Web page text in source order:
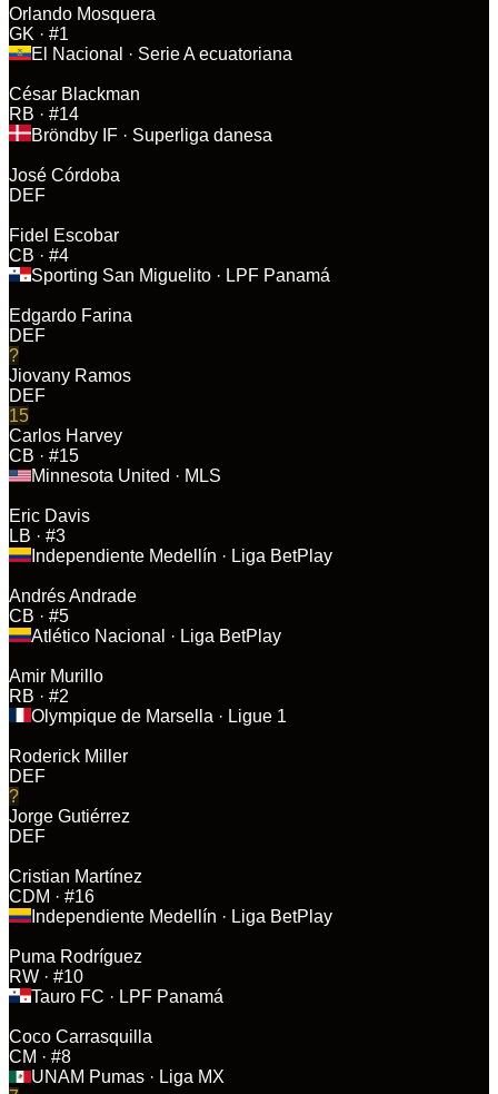
Orlando Mosquera
GK · #1
El Nacional
· Serie A ecuatoriana
César Blackman
RB · #14
Bröndby IF · Superliga danesa
José Córdoba
DEF
Fidel Escobar
CB · #4
Sporting San Miguelito · LPF Panamá
Edgardo Farina
DEF
?
Jiovany Ramos
DEF
15
Carlos Harvey
CB · #15
Minnesota United · MLS
Eric Davis
LB · #3
Independiente Medellín · Liga BetPlay
Andrés Andrade
CB · #5
Atlético Nacional
· Liga BetPlay
Amir Murillo
RB · #2
Olympique de Marsella · Ligue 1
Roderick Miller
DEF
?
Jorge Gutiérrez
DEF
Cristian Martínez
CDM · #16
Independiente Medellín · Liga BetPlay
Puma Rodríguez
RW · #10
Tauro FC · LPF Panamá
Coco Carrasquilla
CM · #8
UNAM Pumas · Liga MX